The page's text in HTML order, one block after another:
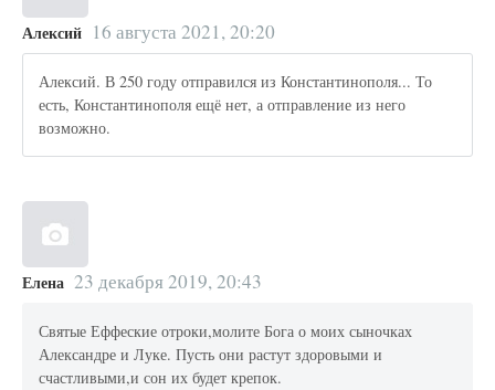
Алексий 16 августа 2021, 20:20
Алексий. В 250 году отправился из Константинополя... То
есть, Константинополя ещё нет, а отправление из него
возможно.
Елена 23 декабря 2019, 20:43
Святые Еффеские отроки,молите Бога о моих сыночках
Александре и Луке. Пусть они растут здоровыми и
счастливыми,и сон их будет крепок.